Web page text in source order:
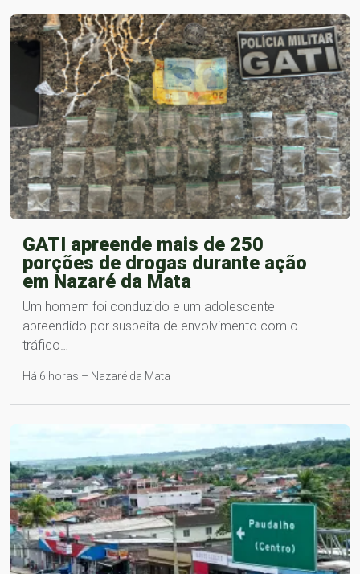
GATI apreende mais de 250
porções de drogas durante ação
em Nazaré da Mata
Um homem foi conduzido e um adolescente
apreendido por suspeita de envolvimento com o
tráfico…
Há 6 horas – Nazaré da Mata